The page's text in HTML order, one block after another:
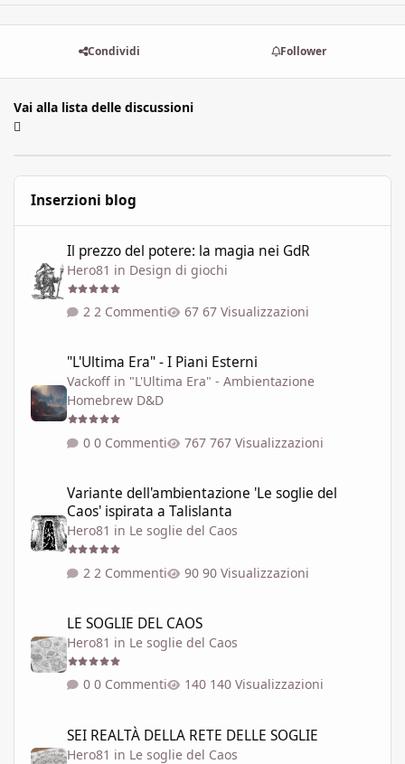
Condividi Follower
Vai alla lista delle discussioni
Inserzioni blog
Il prezzo del potere: la magia nei GdR
Hero81 in Design di giochi
2 Commenti 67 Visualizzazioni
"L'Ultima Era" - I Piani Esterni
Vackoff in "L'Ultima Era" - Ambientazione
Homebrew D&D
0 Commenti 767 Visualizzazioni
Variante dell'ambientazione 'Le soglie del
Caos' ispirata a Talislanta
Hero81 in Le soglie del Caos
2 Commenti 90 Visualizzazioni
LE SOGLIE DEL CAOS
Hero81 in Le soglie del Caos
0 Commenti 140 Visualizzazioni
SEI REALTÀ DELLA RETE DELLE SOGLIE
Hero81 in Le soglie del Caos